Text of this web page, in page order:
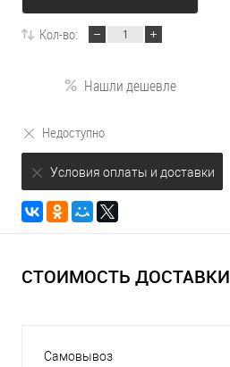
Кол-во:
Нашли дешевле
Недоступно
Условия оплаты и доставки
СТОИМОСТЬ ДОСТАВКИ
Самовывоз